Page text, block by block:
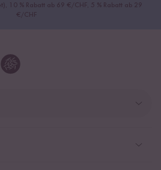
10 % Rabatt ab 69 €/CHF, 5 % Rabatt ab 29
€/CHF